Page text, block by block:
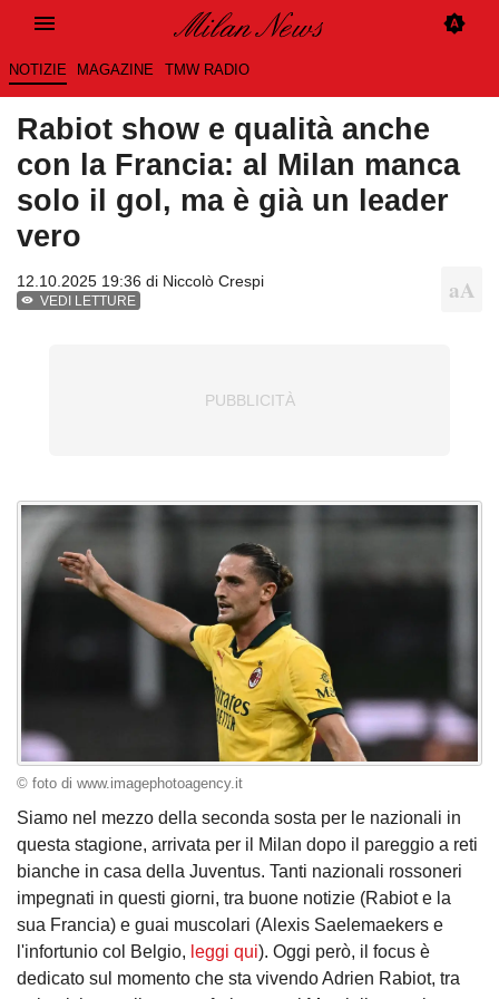
NOTIZIE MAGAZINE TMW RADIO
Rabiot show e qualità anche
con la Francia: al Milan manca
solo il gol, ma è già un leader
vero
12.10.2025 19:36 di Niccolò Crespi
VEDI LETTURE
© foto di www.imagephotoagency.it
Siamo nel mezzo della seconda sosta per le nazionali in
questa stagione, arrivata per il Milan dopo il pareggio a reti
bianche in casa della Juventus. Tanti nazionali rossoneri
impegnati in questi giorni, tra buone notizie (Rabiot e la
sua Francia) e guai muscolari (Alexis Saelemaekers e
l'infortunio col Belgio, leggi qui). Oggi però, il focus è
dedicato sul momento che sta vivendo Adrien Rabiot, tra